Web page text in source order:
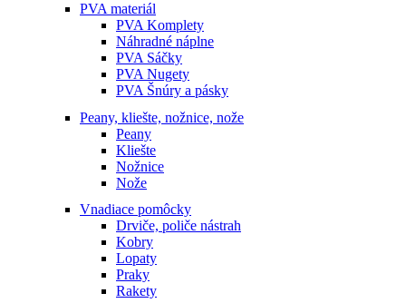
PVA materiál
PVA Komplety
Náhradné náplne
PVA Sáčky
PVA Nugety
PVA Šnúry a pásky
Peany, kliešte, nožnice, nože
Peany
Kliešte
Nožnice
Nože
Vnadiace pomôcky
Drviče, poliče nástrah
Kobry
Lopaty
Praky
Rakety